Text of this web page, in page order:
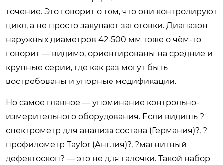
точение. Это говорит о том, что они контролируют
цикл, а не просто закупают заготовки. Диапазон
наружных диаметров 42-500 мм тоже о чём-то
говорит — видимо, ориентированы на средние и
крупные серии, где как раз могут быть
востребованы и упорные модификации.
Но самое главное — упоминание контрольно-
измерительного оборудования. Если видишь ?
спектрометр для анализа состава (Германия)?, ?
профилометр Taylor (Англия)?, ?магнитный
дефектоскоп? — это не для галочки. Такой набор